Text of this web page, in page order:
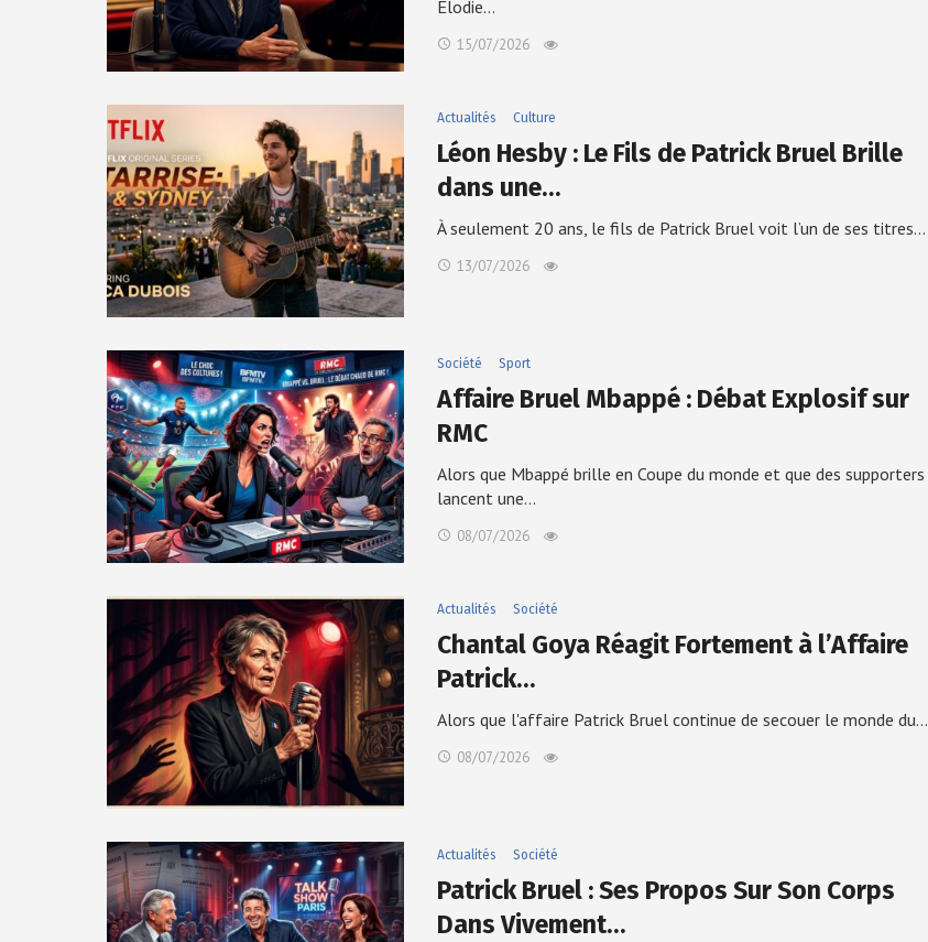
Élodie…
15/07/2026
Actualités Culture
Léon Hesby : Le Fils de Patrick Bruel Brille
dans une…
À seulement 20 ans, le fils de Patrick Bruel voit l’un de ses titres…
13/07/2026
Société Sport
Affaire Bruel Mbappé : Débat Explosif sur
RMC
Alors que Mbappé brille en Coupe du monde et que des supporters
lancent une…
08/07/2026
Actualités Société
Chantal Goya Réagit Fortement à l’Affaire
Patrick…
Alors que l'affaire Patrick Bruel continue de secouer le monde du…
08/07/2026
Actualités Société
Patrick Bruel : Ses Propos Sur Son Corps
Dans Vivement…